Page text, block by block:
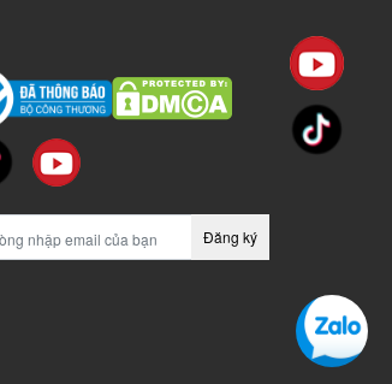
Đăng ký